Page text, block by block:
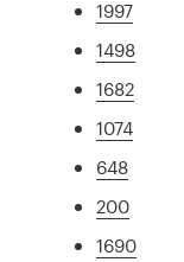
1997
1498
1682
1074
648
200
1690